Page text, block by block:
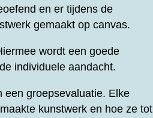
en er tijdens de
gemaakt op canvas.
wordt een goede
individuele aandacht.
een groepsevaluatie. Elke
kunstwerk en hoe ze tot